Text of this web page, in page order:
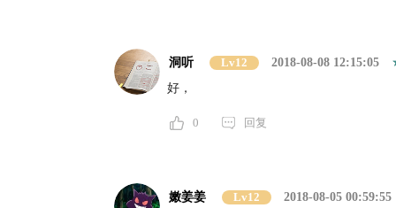
洞听 Lv12
2018-08-08 12:15:05
好，
0 回复
嫩姜姜 Lv12 2018-08-05 00:59:55